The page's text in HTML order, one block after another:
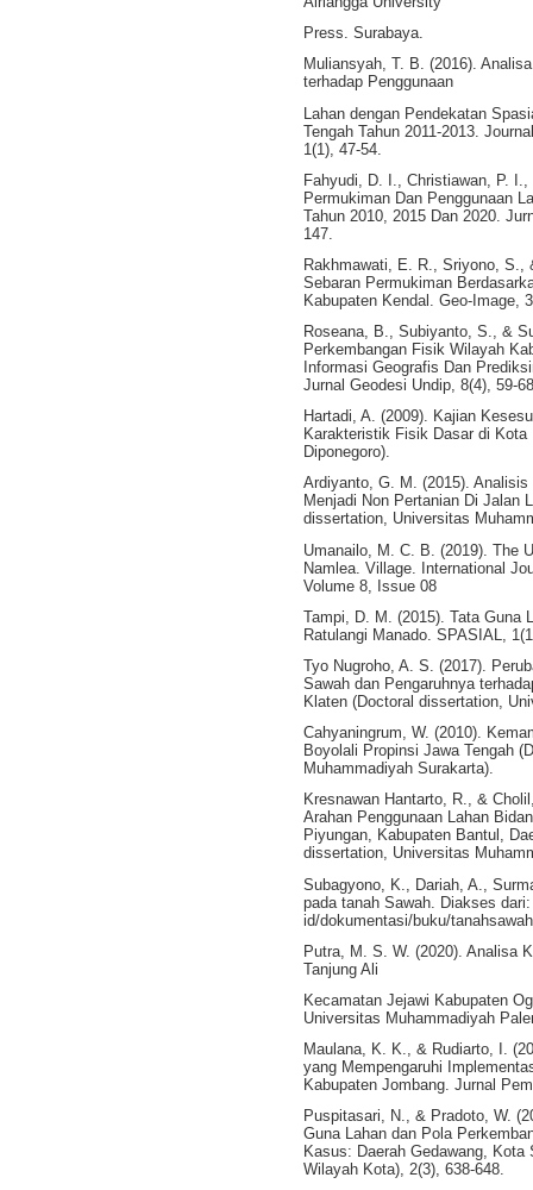
Press. Surabaya.
Muliansyah, T. B. (2016).
terhadap Penggunaan
Lahan dengan Pendekatan
Tengah Tahun 2011-2013.
1(1), 47-54.
Fahyudi, D. I., Christiawan, P.
Permukiman Dan Penggunaan
Tahun 2010, 2015 Dan 2020.
147.
Rakhmawati, E. R., Sriyono, S.,
Sebaran Permukiman
Kabupaten Kendal. Geo-Image,
Roseana, B., Subiyanto, S., &
Perkembangan Fisik Wilayah
Informasi Geografis Dan
Jurnal Geodesi Undip, 8(4), 59-
Hartadi, A. (2009). Kajian
Karakteristik Fisik Dasar di
Diponegoro).
Ardiyanto, G. M. (2015). Analisis
Menjadi Non Pertanian Di Jalan
dissertation, Universitas
Umanailo, M. C. B. (2019). The
Namlea. Village. International
Volume 8, Issue 08
Tampi, D. M. (2015). Tata Guna
Ratulangi Manado. SPASIAL,
Tyo Nugroho, A. S. (2017).
Sawah dan Pengaruhnya
Klaten (Doctoral dissertation,
Cahyaningrum, W. (2010).
Boyolali Propinsi Jawa Tengah
Muhammadiyah Surakarta).
Kresnawan Hantarto, R., &
Arahan Penggunaan Lahan
Piyungan, Kabupaten Bantul,
dissertation, Universitas
Subagyono, K., Dariah, A.,
pada tanah Sawah. Diakses
id/dokumentasi/buku/
Putra, M. S. W. (2020). Analisa
Tanjung Ali
Kecamatan Jejawi Kabupaten
Universitas Muhammadiyah
Maulana, K. K., & Rudiarto, I.
yang Mempengaruhi
Kabupaten Jombang. Jurnal
Puspitasari, N., & Pradoto, W.
Guna Lahan dan Pola
Kasus: Daerah Gedawang,
Wilayah Kota), 2(3), 638-648.